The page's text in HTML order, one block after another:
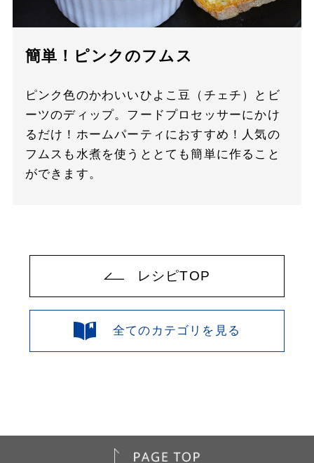
簡単！ピンクのフムス
ピンク色のかわいいひよこ豆（チェチ）とビ
ーツのディップ。フードプロセッサーにかけ
るだけ！ホームパーティにおすすめ！人気の
フムスも水煮を使うととても簡単に作ること
ができます。
レシピTOP
全てのカテゴリを見る